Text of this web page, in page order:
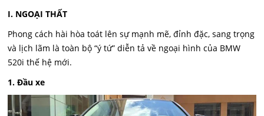
I. NGOẠI THẤT
Phong cách hài hòa toát lên sự mạnh mẽ, đỉnh đặc, sang trọng
và lịch lãm là toàn bộ “ý tứ” diễn tả về ngoại hình của BMW
520i thế hệ mới.
1. Đầu xe